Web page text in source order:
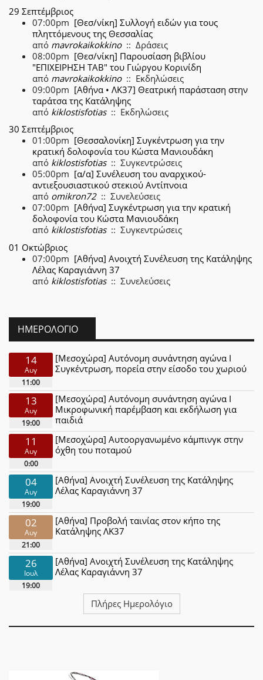
29 Σεπτέμβριος
07:00pm [Θεσ/νίκη] Συλλογή ειδών για τους
πληττόμενους της Θεσσαλίας
από mavrokaikokkino:: Δράσεις
08:00pm [Θεσ/νίκη] Παρουσίαση βιβλίου
"ΕΠΙΧΕΙΡΗΣΗ ΤΑΒ" του Γιώργου Κορινίδη
από mavrokaikokkino:: Εκδηλώσεις
09:00pm [Αθήνα • ΛΚ37] Θεατρική παράσταση στην
ταράτσα της Κατάληψης
από kiklostisfotias:: Εκδηλώσεις
30 Σεπτέμβριος
01:00pm [Θεσσαλονίκη] Συγκέντρωση για την
κρατική δολοφονία του Κώστα Μανιουδάκη
από kiklostisfotias:: Συγκεντρώσεις
05:00pm [α/α] Συνέλευση του αναρχικού-
αντιεξουσιαστικού στεκιού Αντίπνοια
από omikron72:: Συνελεύσεις
07:00pm [Αθήνα] Συγκέντρωση για την κρατική
δολοφονία του Κώστα Μανιουδάκη
από kiklostisfotias:: Συγκεντρώσεις
01 Οκτώβριος
07:00pm [Αθήνα] Ανοιχτή Συνέλευση της Κατάληψης
Λέλας Καραγιάννη 37
από kiklostisfotias:: Συνελεύσεις
ΗΜΕΡΟΛΌΓΙΟ
14
Αυγ
11:00
[Μεσοχώρα] Αυτόνομη συνάντηση αγώνα Ι
Συγκέντρωση, πορεία στην είσοδο του χωριού
13
Αυγ
19:00
[Μεσοχώρα] Αυτόνομη συνάντηση αγώνα Ι
Μικροφωνική παρέμβαση και εκδήλωση για
παιδιά
11
Αυγ
0:00
[Μεσοχώρα] Αυτοοργανωμένο κάμπινγκ στην
όχθη του ποταμού
04
Αυγ
19:00
[Αθήνα] Ανοιχτή Συνέλευση της Κατάληψης
Λέλας Καραγιάννη 37
02
Αυγ
21:00
[Αθήνα] Προβολή ταινίας στον κήπο της
Κατάληψης ΛΚ37
26
Ιουλ
19:00
[Αθήνα] Ανοιχτή Συνέλευση της Κατάληψης
Λέλας Καραγιάννη 37
Πλήρες Ημερολόγιο